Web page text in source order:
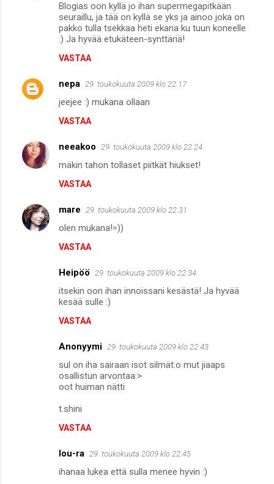
Blogias oon kyllä jo ihan supermegapitkään
seuraillu, ja tää on kyllä se yks ja ainoo joka on
pakko tulla tsekkaa heti ekana ku tuun koneelle
:) Ja hyvää etukäteen-synttäriä!
VASTAA
nepa 29. toukokuuta 2009 klo 22.17
jeejee :) mukana ollaan
VASTAA
neeakoo 29. toukokuuta 2009 klo 22.24
mäkin tahon tollaset piitkät hiukset!
VASTAA
mare 29. toukokuuta 2009 klo 22.31
olen mukana!=))
VASTAA
Heipöö 29. toukokuuta 2009 klo 22.34
itsekin oon ihan innoissani kesästä! Ja hyvää
kesää sulle :)
VASTAA
Anonyymi 29. toukokuuta 2009 klo 22.43
sul on iha sairaan isot silmät:o mut jiaaps
osallistun arvontaa:>
oot huiman nätti
t.shini
VASTAA
lou-ra 29. toukokuuta 2009 klo 22.45
ihanaa lukea että sulla menee hyvin :)